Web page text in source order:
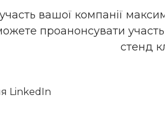
вашої компанії
проанонсувати
стенд
LinkedIn